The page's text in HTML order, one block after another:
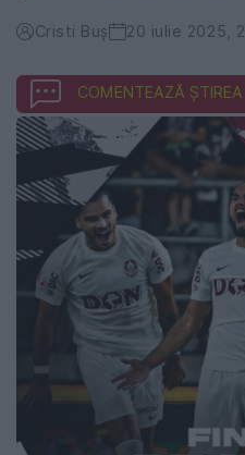
Cristi Buș 20 iulie 2025,
COMENTEAZĂ ȘTIREA